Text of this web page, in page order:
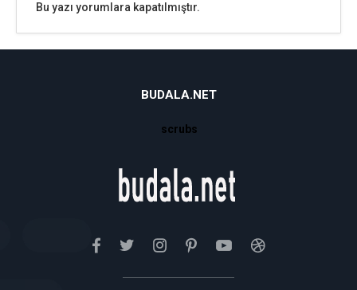
Bu yazı yorumlara kapatılmıştır.
BUDALA.NET
scrubs